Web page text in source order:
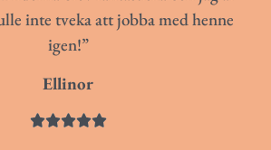
inte tveka att jobba med henne
igen!”
Ellinor
